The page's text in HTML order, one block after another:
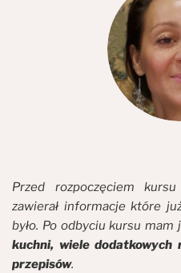
Przed rozpoczęciem
zawierał informacje które
było. Po odbyciu kursu mam
kuchni, wiele dodatkowych
przepisów.